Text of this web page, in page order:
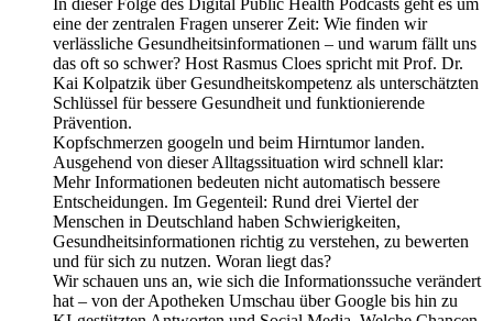
In dieser Folge des Digital Public Health Podcasts geht es um
eine der zentralen Fragen unserer Zeit: Wie finden wir
verlässliche Gesundheitsinformationen – und warum fällt uns
das oft so schwer? Host Rasmus Cloes spricht mit Prof. Dr.
Kai Kolpatzik über Gesundheitskompetenz als unterschätzten
Schlüssel für bessere Gesundheit und funktionierende
Prävention.
Kopfschmerzen googeln und beim Hirntumor landen.
Ausgehend von dieser Alltagssituation wird schnell klar:
Mehr Informationen bedeuten nicht automatisch bessere
Entscheidungen. Im Gegenteil: Rund drei Viertel der
Menschen in Deutschland haben Schwierigkeiten,
Gesundheitsinformationen richtig zu verstehen, zu bewerten
und für sich zu nutzen. Woran liegt das?
Wir schauen uns an, wie sich die Informationssuche verändert
hat – von der Apotheken Umschau über Google bis hin zu